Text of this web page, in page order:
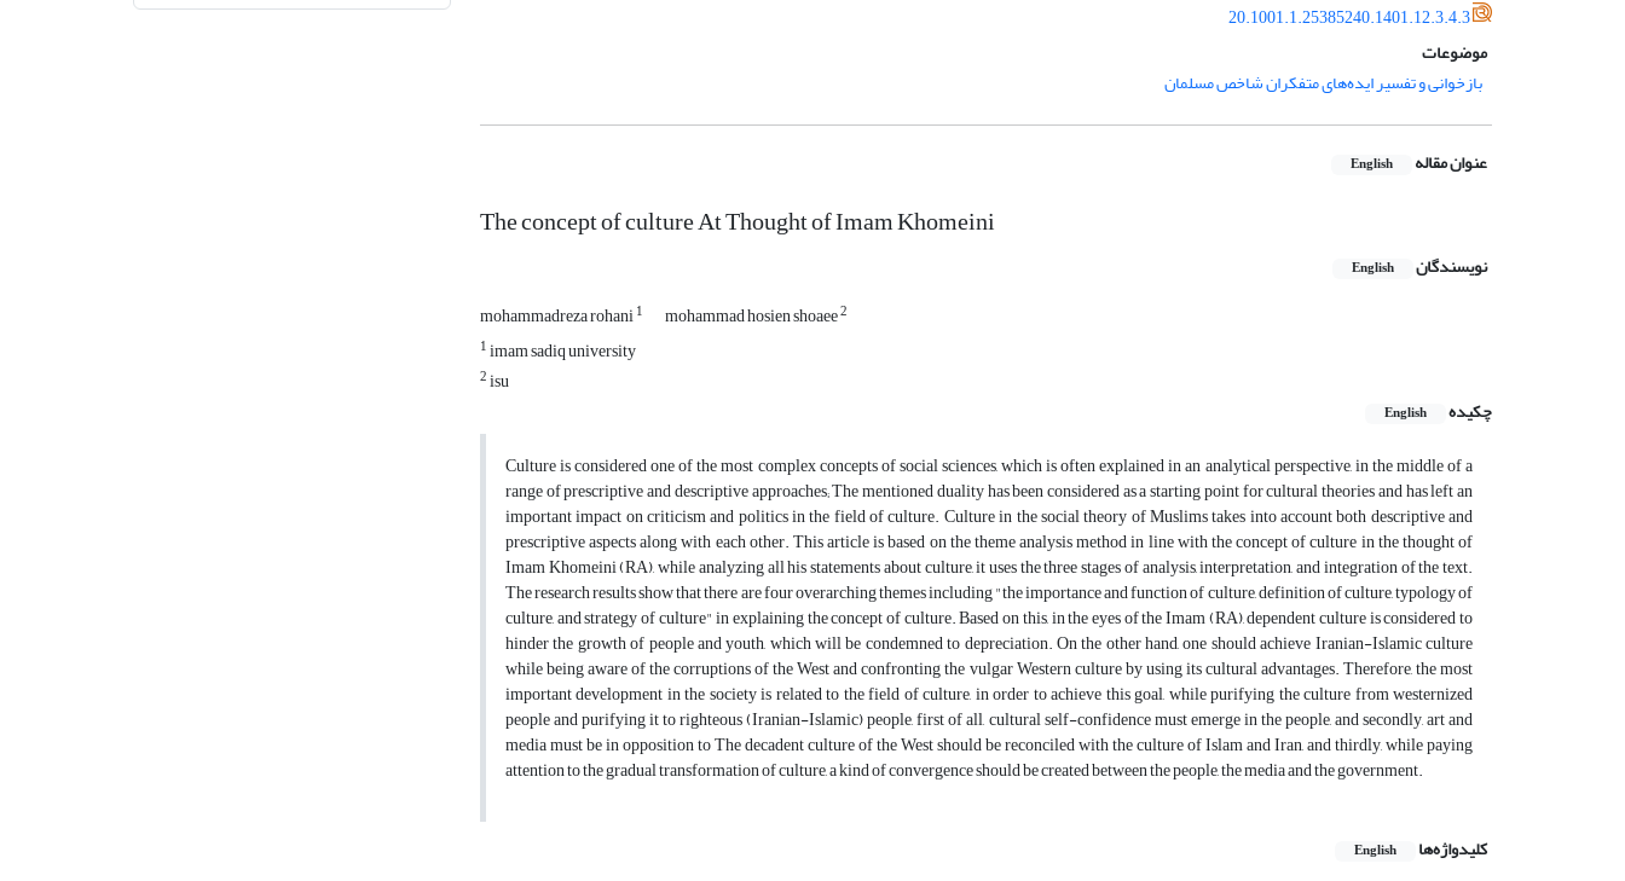
20.1001.1.25385240.1401.12.3.4.3
موضوعات
بازخوانی و تفسیر ایده‌های متفکران شاخص مسلمان
عنوان مقاله English
The concept of culture At Thought of Imam Khomeini
نویسندگان English
mohammadreza rohani1 mohammad hosien shoaee2
1imam sadiq university
2isu
چکیده
English
Culture is considered one of the most complex concepts of social sciences, which is often explained in an analytical perspective, in the middle of a
range of prescriptive and descriptive approaches; The mentioned duality has been considered as a starting point for cultural theories and has left an
important impact on criticism and politics in the field of culture. Culture in the social theory of Muslims takes into account both descriptive and
prescriptive aspects along with each other. This article is based on the theme analysis method in line with the concept of culture in the thought of
Imam Khomeini (RA), while analyzing all his statements about culture, it uses the three stages of analysis, interpretation, and integration of the text.
The research results show that there are four overarching themes including "the importance and function of culture, definition of culture, typology of
culture, and strategy of culture" in explaining the concept of culture. Based on this, in the eyes of the Imam (RA), dependent culture is considered to
hinder the growth of people and youth, which will be condemned to depreciation. On the other hand, one should achieve Iranian-Islamic culture
while being aware of the corruptions of the West and confronting the vulgar Western culture by using its cultural advantages. Therefore, the most
important development in the society is related to the field of culture, in order to achieve this goal, while purifying the culture from westernized
people and purifying it to righteous (Iranian-Islamic) people, first of all, cultural self-confidence must emerge in the people, and secondly, art and
media must be in opposition to The decadent culture of the West should be reconciled with the culture of Islam and Iran, and thirdly, while paying
attention to the gradual transformation of culture, a kind of convergence should be created between the people, the media and the government.
کلیدواژه‌ها English